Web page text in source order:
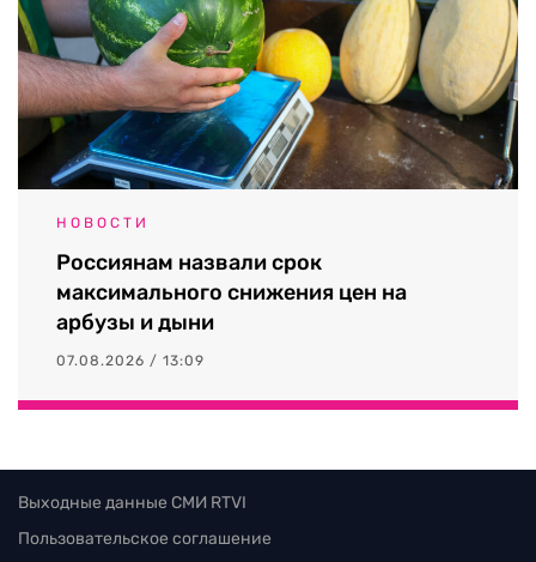
НОВОСТИ
Россиянам назвали срок
максимального снижения цен на
арбузы и дыни
07.08.2026 / 13:09
Выходные данные СМИ RTVI
Пользовательское соглашение